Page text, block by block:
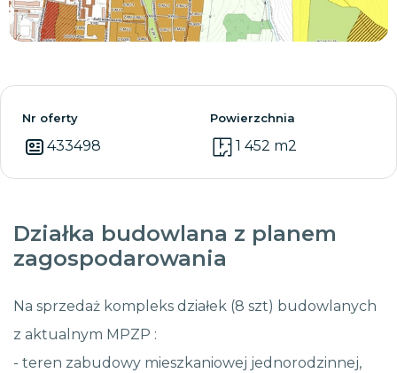
Nr oferty
433498
Powierzchnia
1 452 m2
Działka budowlana z planem
zagospodarowania
Na sprzedaż kompleks działek (8 szt) budowlanych
z aktualnym MPZP :
- teren zabudowy mieszkaniowej jednorodzinnej,